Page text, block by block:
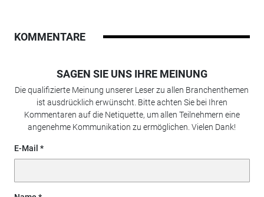
KOMMENTARE
SAGEN SIE UNS IHRE MEINUNG
Die qualifizierte Meinung unserer Leser zu allen Branchenthemen
ist ausdrücklich erwünscht. Bitte achten Sie bei Ihren
Kommentaren auf die Netiquette, um allen Teilnehmern eine
angenehme Kommunikation zu ermöglichen. Vielen Dank!
E-Mail